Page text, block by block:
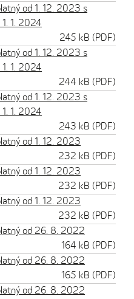
od 1. 12. 2023 s
1. 2024
245 kB (PDF)
od 1. 12. 2023 s
1. 2024
244 kB (PDF)
od 1. 12. 2023 s
1. 2024
243 kB (PDF)
od 1. 12. 2023
232 kB (PDF)
od 1. 12. 2023
232 kB (PDF)
od 1. 12. 2023
232 kB (PDF)
od 26. 8. 2022
164 kB (PDF)
od 26. 8. 2022
165 kB (PDF)
od 26. 8. 2022